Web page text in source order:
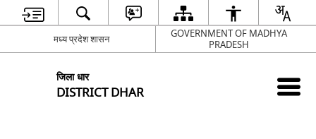
मध्य प्रदेश शासन
GOVERNMENT OF MADHYA
PRADESH
जिला धार
DISTRICT DHAR